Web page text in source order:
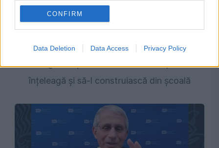
CONFIRM
Data Deletion Data Access Privacy Policy
Cum arată cu adevărat un oraș verde atunci
înțeleagă și să-l construiască din școală